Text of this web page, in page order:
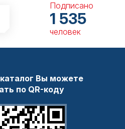
Подписано
1 535
человек
Вы можете
по QR-коду